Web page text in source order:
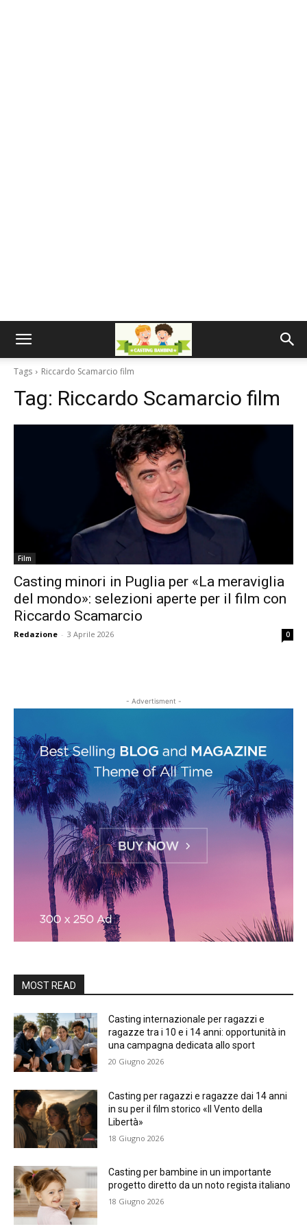
Tags Riccardo Scamarcio film
Tag: Riccardo Scamarcio film
Film
Casting minori in Puglia per «La meraviglia
del mondo»: selezioni aperte per il film con
Riccardo Scamarcio
Redazione - 3 Aprile 2026 0
- Advertisment -
MOST READ
Casting internazionale per ragazzi e
ragazze tra i 10 e i 14 anni: opportunità in
una campagna dedicata allo sport
20 Giugno 2026
Casting per ragazzi e ragazze dai 14 anni
in su per il film storico «Il Vento della
Libertà»
18 Giugno 2026
Casting per bambine in un importante
progetto diretto da un noto regista italiano
18 Giugno 2026